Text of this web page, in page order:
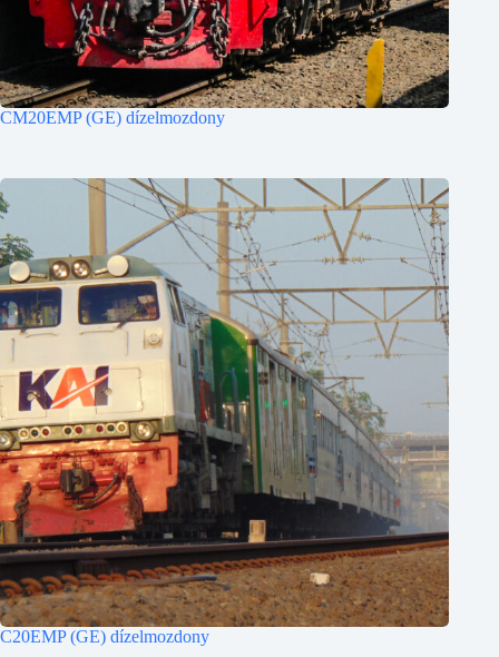
CM20EMP (GE) dízelmozdony
C20EMP (GE) dízelmozdony